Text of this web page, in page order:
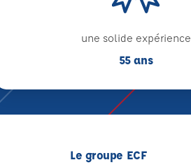
une solide expérience
55 ans
Le groupe ECF